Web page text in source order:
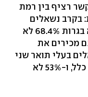
רציף בין רמת
בקרב נשאלים
שהשכלתם היא עד תיכונית וללא בגרות 68.4% לא
החוק כלל, ו-79% אינם מכירים את
רק 32.6% מהנשאלים בעלי תואר שני
או שלישי אינם מכירים את החוק כלל, ו-53% לא